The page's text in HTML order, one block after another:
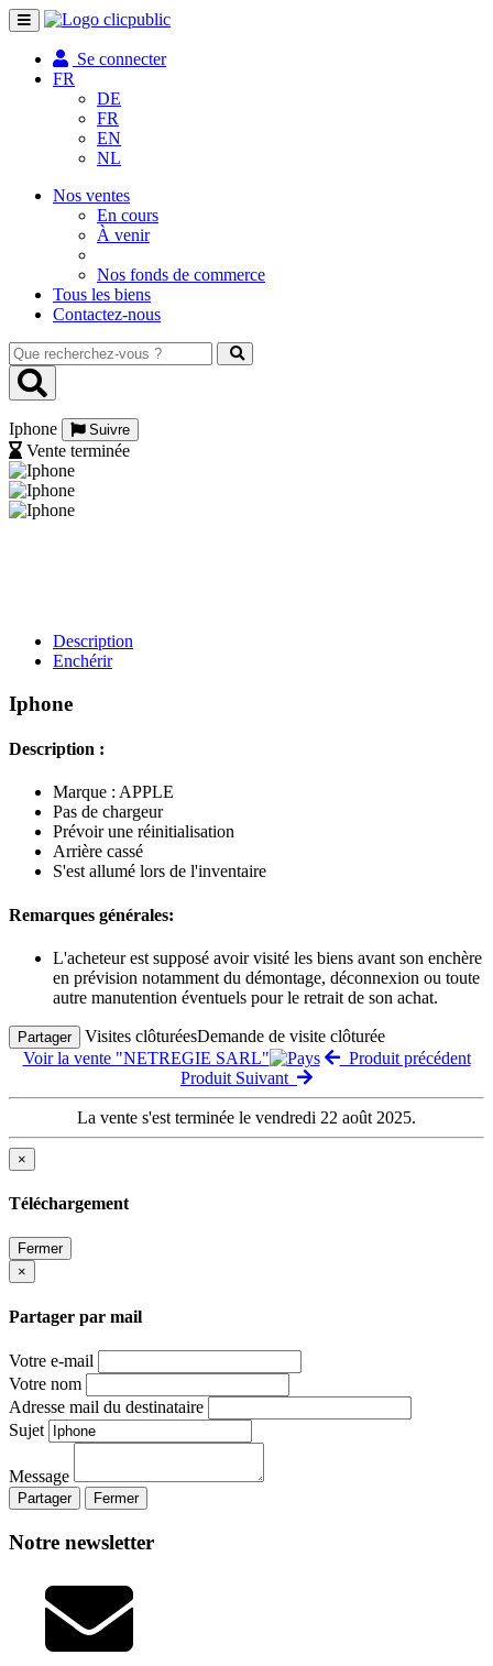
Toggle
navigation
Se connecter
FR
DE
FR
EN
NL
Nos ventes
En cours
À venir
Nos fonds de commerce
Tous les biens
Contactez-nous
Que
recherchez-
vous
Iphone
Suivre
Vente terminée
Description
Enchérir
Iphone
Description :
Marque : APPLE
Pas de chargeur
Prévoir une réinitialisation
Arrière cassé
S'est allumé lors de l'inventaire
Remarques générales:
L'acheteur est supposé avoir visité les biens avant son enchère
en prévision notamment du démontage, déconnexion ou toute
autre manutention éventuels pour le retrait de son achat.
Partager Visites clôturéesDemande de visite clôturée
Voir la vente "NETREGIE SARL"
Produit précédent
Produit Suivant
La vente s'est terminée le vendredi 22 août 2025.
×
Téléchargement
Fermer
×
Partager par mail
Votre e-mail
Votre nom
Adresse mail du destinataire
Sujet
Message
Partager Fermer
Notre newsletter